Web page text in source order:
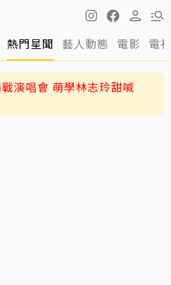
熱門星聞 藝人動態 電影 電
誤觸法遭警約談！公開露面